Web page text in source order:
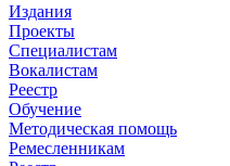
Издания
Проекты
Специалистам
Вокалистам
Реестр
Обучение
Методическая помощь
Ремесленникам